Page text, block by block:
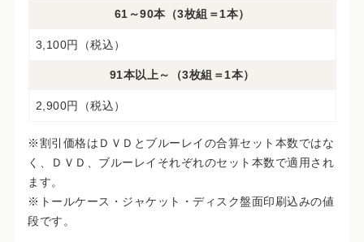
61～90本（3枚組＝1本）
3,100円（税込）
91本以上～（3枚組＝1本）
2,900円（税込）
※割引価格はＤＶＤとブルーレイの合算セット本数ではな
く、ＤＶＤ、ブルーレイそれぞれのセット本数で適用され
ます。
※トールケース・ジャケット・ディスク盤面印刷込みの値
段です。